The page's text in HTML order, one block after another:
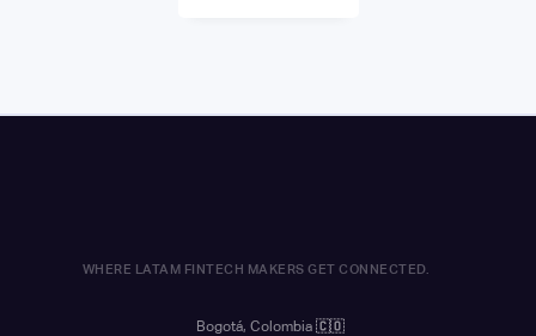
WHERE LATAM FINTECH MAKERS GET CONNECTED.
Bogotá, Colombia 🇨🇴